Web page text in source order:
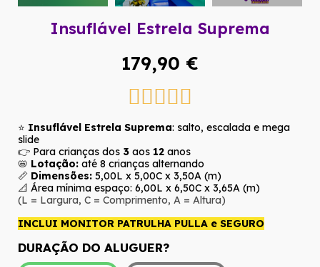
Insuflável Estrela Suprema
179,90 €

⭐ Insuflável Estrela Suprema: salto, escalada e mega
slide
👉 Para crianças dos 3 aos 12 anos
📛 Lotação: até 8 crianças alternando
📏 Dimensões: 5,00L x 5,00C x 3,50A (m)
📐 Área mínima espaço: 6,00L x 6,50C x 3,65A (m)
(L = Largura, C = Comprimento, A = Altura)
INCLUI MONITOR PATRULHA PULLA e SEGURO
DURAÇÃO DO ALUGUER?